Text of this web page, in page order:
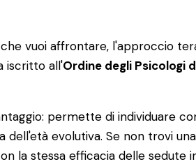
vuoi affrontare, l'approccio
iscritto all'Ordine degli Psicologi
permette di individuare
evolutiva. Se non trovi
la stessa efficacia delle sedute